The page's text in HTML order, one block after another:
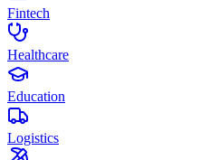
Fintech
Healthcare
Education
Logistics